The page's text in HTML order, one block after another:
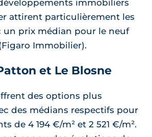
immobiliers
attirent particulièrement les
un prix médian pour le neuf
Immobilier).
et Le Blosne
des options plus
des médians respectifs pour
de 4 194 €/m² et 2 521 €/m².